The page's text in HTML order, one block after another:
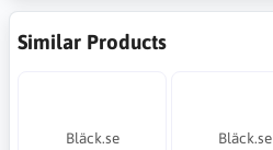
Similar Products
Bläck.se Bläck.se